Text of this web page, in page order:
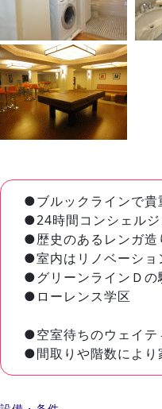
●ブルックラインで貴
●24時間コンシェル
●歴史のあるレンガ造
●室内はリノベーショ
●グリーンラインＤの
●ローレンス学区
●空室待ちのウェイテ
●間取りや階数により